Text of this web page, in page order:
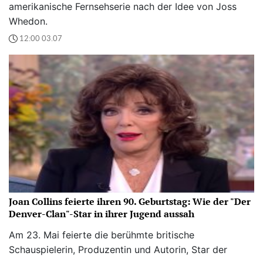
amerikanische Fernsehserie nach der Idee von Joss
Whedon.
12:00 03.07
Joan Collins feierte ihren 90. Geburtstag: Wie der "Der
Denver-Clan"-Star in ihrer Jugend aussah
Am 23. Mai feierte die berühmte britische
Schauspielerin, Produzentin und Autorin, Star der